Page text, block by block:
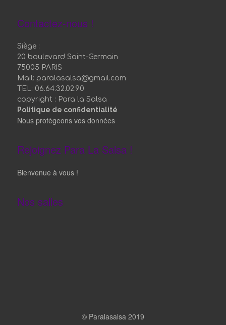
Contactez-nous !
Siège :
20 boulevard Saint-Germain
75005 PARIS
Mail: paralasalsa@gmail.com
TEL: 06.64.32.02.90
copyright : Para la Salsa
Politique de confidentialité
Nous protègeons vos données
Rejoignez Para La Salsa !
Bienvenue à vous !
Nos salles
© Paralasalsa 2019